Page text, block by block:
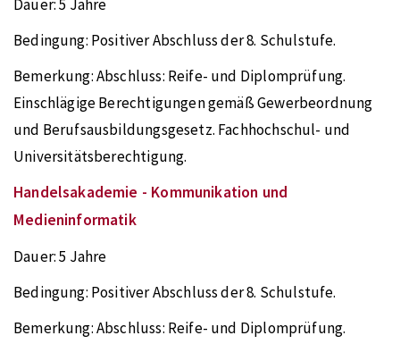
Dauer:5 Jahre
Bedingung: Positiver Abschluss der 8. Schulstufe.
Bemerkung:Abschluss: Reife- und Diplomprüfung.
Einschlägige Berechtigungen gemäß Gewerbeordnung
und Berufsausbildungsgesetz. Fachhochschul- und
Universitätsberechtigung.
Handelsakademie - Kommunikation und
Medieninformatik
Dauer:5 Jahre
Bedingung: Positiver Abschluss der 8. Schulstufe.
Bemerkung:Abschluss: Reife- und Diplomprüfung.